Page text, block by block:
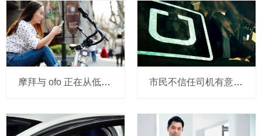
摩拜与 ofo 正在从低端出发颠覆滴滴？三家的机会与风险 市民不信任司机有意见，Uber的匹兹堡自动驾驶路试难度不小，路况也来捣乱